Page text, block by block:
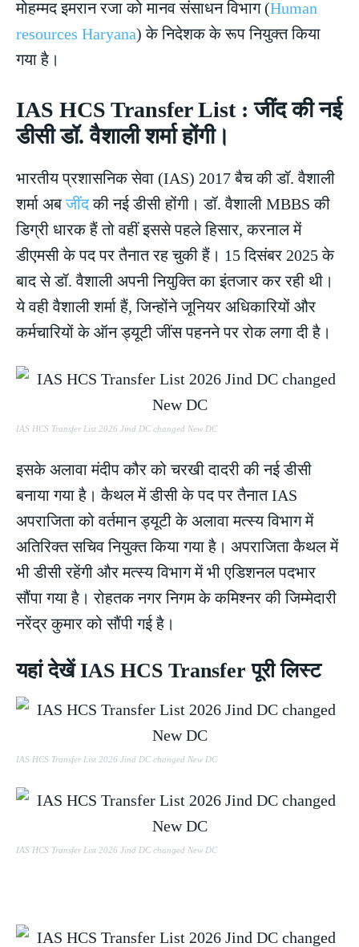
मोहम्मद इमरान रजा को मानव संसाधन विभाग (Human
resources Haryana) के निदेशक के रूप नियुक्त किया
गया है।
IAS HCS Transfer List : जींद की नई
डीसी डॉ. वैशाली शर्मा होंगी।
भारतीय प्रशासनिक सेवा (IAS) 2017 बैच की डॉ. वैशाली
शर्मा अबजींदकी नई डीसी होंगी। डॉ. वैशाली MBBS की
डिग्री धारक हैं तो वहीं इससे पहले हिसार, करनाल में
डीएमसी के पद पर तैनात रह चुकी हैं। 15 दिसंबर 2025 के
बाद से डॉ. वैशाली अपनी नियुक्ति का इंतजार कर रही थी।
ये वही वैशाली शर्मा हैं, जिन्होंने जूनियर अधिकारियों और
कर्मचारियों के ऑन ड्यूटी जींस पहनने पर रोक लगा दी है।
IAS HCS Transfer List 2026 Jind DC changed New DC
इसके अलावा मंदीप कौर को चरखी दादरी की नई डीसी
बनाया गया है। कैथल में डीसी के पद पर तैनात IAS
अपराजिता को वर्तमान ड्यूटी के अलावा मत्स्य विभाग में
अतिरिक्त सचिव नियुक्त किया गया है। अपराजिता कैथल में
भी डीसी रहेंगी और मत्स्य विभाग में भी एडिशनल पदभार
सौंपा गया है। रोहतक नगर निगम के कमिश्नर की जिम्मेदारी
नरेंद्र कुमार को सौंपी गई है।
यहां देखें IAS HCS Transfer पूरी लिस्ट
IAS HCS Transfer List 2026 Jind DC changed New DC
IAS HCS Transfer List 2026 Jind DC changed New DC